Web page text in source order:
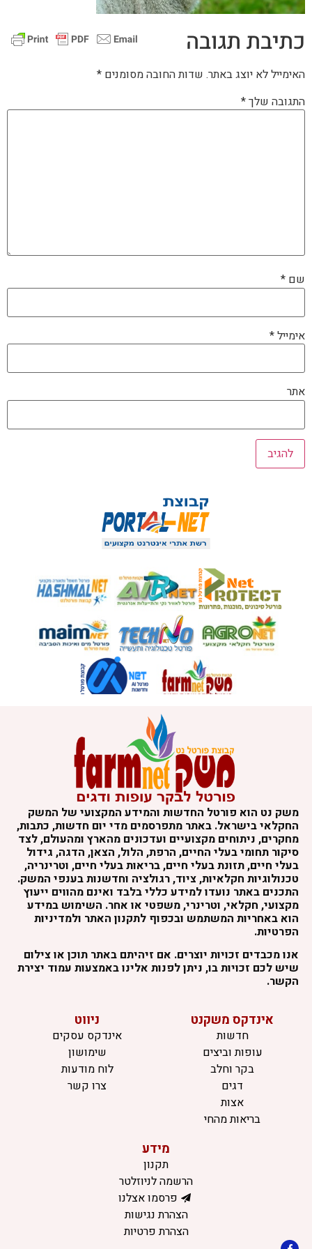
כתיבת תגובה
האימייל לא יוצג באתר. שדות החובה מסומנים *
התגובה שלך*
שם *
אימייל*
אתר
משק נט הוא פורטל החדשות והמידע המקצועי של המשק
החקלאי בישראל. באתר מתפרסמים מדי יום חדשות, כתבות,
מחקרים, ניתוחים מקצועיים ועדכונים מהארץ ומהעולם, לצד
סיקור תחומי בעלי החיים, הרפת, הלול, הצאן, הדגה, גידול
בעלי חיים, תזונת בעלי חיים, בריאות בעלי חיים, וטרינריה,
טכנולוגיות חקלאיות, ציוד, רגולציה וחדשנות בענפי המשק.
התכנים באתר נועדו למידע כללי בלבד ואינם מהווים ייעוץ
מקצועי, חקלאי, וטרינרי, משפטי או אחר. השימוש במידע
הוא באחריות המשתמש ובכפוף לתקנון האתר ולמדיניות
הפרטיות.
אנו מכבדים זכויות יוצרים. אם זיהיתם באתר תוכן או צילום
שיש לכם זכויות בו, ניתן לפנות אלינו באמצעות עמוד יצירת
הקשר.
אינדקס משקנט
חדשות
עופות וביצים
בקר וחלב
דגים
אצות
בריאות מהחי
ניווט
אינדקס עסקים
שימושון
לוח מודעות
צרו קשר
מידע
תקנון
הרשמה לניוזלטר
פרסמו אצלנו
הצהרת נגישות
הצהרת פרטיות